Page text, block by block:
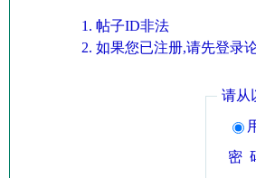
帖子ID非法
如果您已注册,请先登录
请从
密